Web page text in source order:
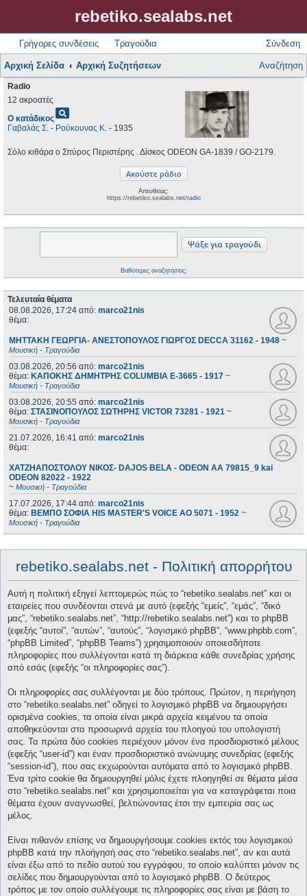
rebetiko.sealabs.net
Γρήγορες συνδέσεις Τραγούδια Σύνδεση
Αρχική Σελίδα Αρχική Συζητήσεων Αναζήτηση
Radio
12 ακροατές
Ο κατάδικοςpageview
Γαβαλάς Σ. - Ρούκουνας Κ. - 1935
Σόλο κιθάρα ο Σπύρος Περιστέρης . Δίσκος ODEON GA-1839 / GO-2179.
Απευθείας:
https://rebetiko.sealabs.net/radio
Βαθύτερες αναζητήσεις;
Τελευταία θέματα
08.08.2026, 17:24 από: marco21nis
θέμα:
ΜΗΤΤΑΚΗ ΓΕΩΡΓΙΑ- ΑΝΕΣΤΟΠΟΥΛΟΣ ΓΙΩΡΓΟΣ DECCA 31162 - 1948 ~
Μουσική - Τραγούδια
03.08.2026, 20:56 από: marco21nis
θέμα: ΚΑΠΟΚΗΣ ΔΗΜΗΤΡΗΣ COLUMBIA E-3665 - 1917 ~
Μουσική - Τραγούδια
03.08.2026, 20:55 από: marco21nis
θέμα: ΣΤΑΣΙΝΟΠΟΥΛΟΣ ΣΩΤΗΡΗΣ VICTOR 73281 - 1921 ~
Μουσική - Τραγούδια
21.07.2026, 16:41 από: marco21nis
θέμα:
ΧΑΤΖΗΑΠΟΣΤΟΛΟΥ ΝΙΚΟΣ- DAJOS BELA - ODEON AA 79815_9 kai
ODEON 82022 - 1922
~ Μουσική - Τραγούδια
17.07.2026, 17:44 από: marco21nis
θέμα: ΒΕΜΠΟ ΣΟΦΙΑ HIS MASTER'S VOICE AO 5071 - 1952 ~
Μουσική - Τραγούδια
rebetiko.sealabs.net - Πολιτική απορρήτου
Αυτή η πολιτική εξηγεί λεπτομερώς πώς το “rebetiko.sealabs.net” και οι
εταιρείες που συνδέονται στενά με αυτό (εφεξής “εμείς”, “εμάς”, “δικό
μας”, “rebetiko.sealabs.net”, “http://rebetiko.sealabs.net”) και το phpBB
(εφεξής “αυτοί”, “αυτών”, “αυτούς”, “λογισμικό phpBB”, “www.phpbb.com”,
“phpBB Limited”, “phpBB Teams”) χρησιμοποιούν οποιεσδήποτε
πληροφορίες που συλλέγονται κατά τη διάρκεια κάθε συνεδρίας χρήσης
από εσάς (εφεξής “οι πληροφορίες σας”).
Οι πληροφορίες σας συλλέγονται με δύο τρόπους. Πρώτον, η περιήγηση
στο “rebetiko.sealabs.net” οδηγεί το λογισμικό phpBB να δημιουργήσει
ορισμένα cookies, τα οποία είναι μικρά αρχεία κειμένου τα οποία
αποθηκεύονται στα προσωρινά αρχεία του πλοηγού του υπολογιστή
σας. Τα πρώτα δύο cookies περιέχουν μόνον ένα προσδιοριστικό μέλους
(εφεξής “user-id”) και έναν προσδιοριστικό ανώνυμης συνεδρίας (εφεξής
“session-id”), που σας εκχωρούνται αυτόματα από το λογισμικό phpBB.
Ένα τρίτο cookie θα δημιουργηθεί μόλις έχετε πλοηγηθεί σε θέματα μέσα
στο “rebetiko.sealabs.net” και χρησιμοποιείται για να καταγράφεται ποια
θέματα έχουν αναγνωσθεί, βελτιώνοντας έτσι την εμπειρία σας ως
μέλος.
Είναι πιθανόν επίσης να δημιουργήσουμε cookies εκτός του λογισμικού
phpBB κατά την πλοήγησή σας στο “rebetiko.sealabs.net”, αν και αυτά
είναι έξω από το πεδίο αυτού του εγγράφου, το οποίο καλύπτει μόνον τις
σελίδες που δημιουργούνται από το λογισμικό phpBB. Ο δεύτερος
τρόπος με τον οποίο συλλέγουμε τις πληροφορίες σας είναι με βάση το